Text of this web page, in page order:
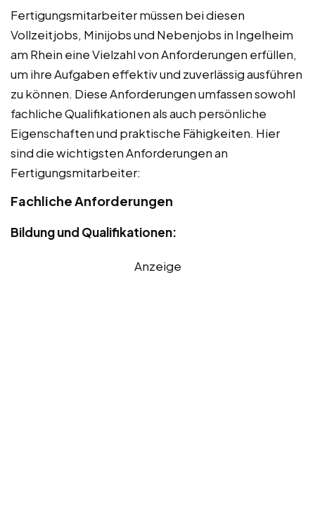
Fertigungsmitarbeiter müssen bei diesen
Vollzeitjobs, Minijobs und Nebenjobs in Ingelheim
am Rhein eine Vielzahl von Anforderungen erfüllen,
um ihre Aufgaben effektiv und zuverlässig ausführen
zu können. Diese Anforderungen umfassen sowohl
fachliche Qualifikationen als auch persönliche
Eigenschaften und praktische Fähigkeiten. Hier
sind die wichtigsten Anforderungen an
Fertigungsmitarbeiter:
Fachliche Anforderungen
Bildung und Qualifikationen:
Anzeige